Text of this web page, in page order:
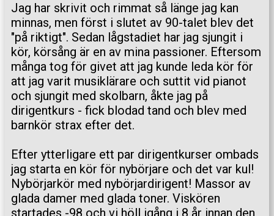
Jag har skrivit och rimmat så länge jag kan
minnas, men först i slutet av 90-talet blev det
"på riktigt". Sedan lågstadiet har jag sjungit i
kör, körsång är en av mina passioner. Eftersom
många tog för givet att jag kunde leda kör för
att jag varit musiklärare och suttit vid pianot
och sjungit med skolbarn, åkte jag på
dirigentkurs - fick blodad tand och blev med
barnkör strax efter det.
Efter ytterligare ett par dirigentkurser ombads
jag starta en kör för nybörjare och det var kul!
Nybörjarkör med nybörjardirigent! Massor av
glada damer med glada toner. Viskören
startades -98 och vi höll igång i 8 år innan den